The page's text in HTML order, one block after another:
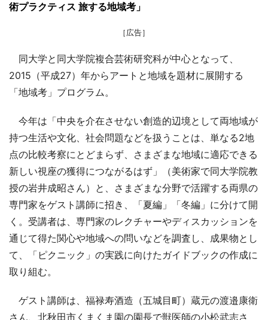
術プラクティス 旅する地域考」
［広告］
同大学と同大学院複合芸術研究科が中心となって、
2015（平成27）年からアートと地域を題材に展開する
「地域考」プログラム。
今年は「中央を介在させない創造的辺境として両地域が
持つ生活や文化、社会問題などを扱うことは、単なる2地
点の比較考察にとどまらず、さまざまな地域に適応できる
新しい視座の獲得につながるはず」（美術家で同大学院教
授の岩井成昭さん）と、さまざまな分野で活躍する両県の
専門家をゲスト講師に招き、「夏編」「冬編」に分けて開
く。受講者は、専門家のレクチャーやディスカッションを
通じて得た関心や地域への問いなどを調査し、成果物とし
て、「ピクニック」の実践に向けたガイドブックの作成に
取り組む。
ゲスト講師は、福禄寿酒造（五城目町）蔵元の渡邉康衛
さん、北秋田市くまくま園の園長で獣医師の小松武志さ